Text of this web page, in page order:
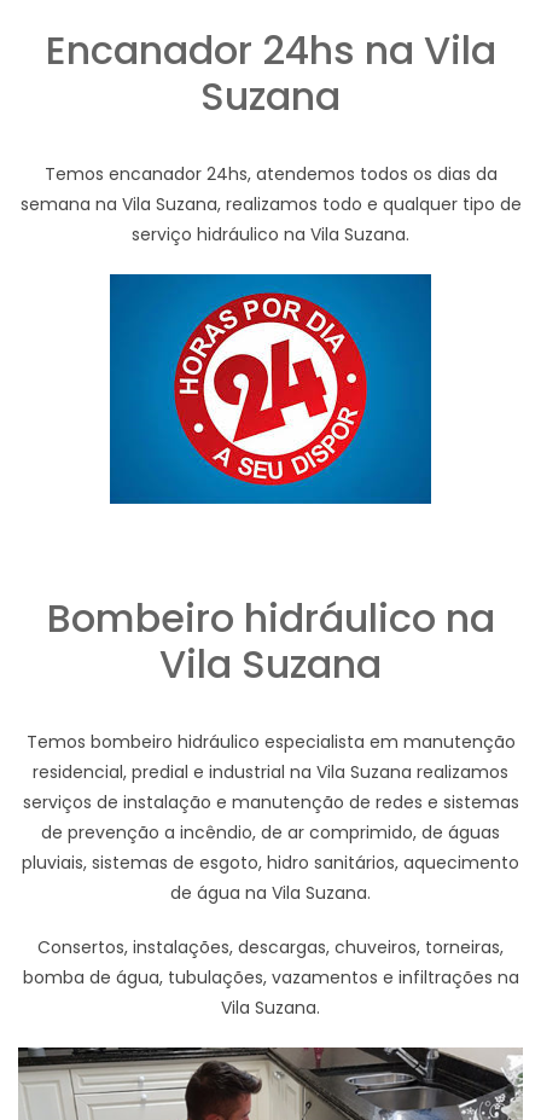
Encanador 24hs na Vila
Suzana
Temos encanador 24hs, atendemos todos os dias da
semana na Vila Suzana, realizamos todo e qualquer tipo de
serviço hidráulico na Vila Suzana.
Bombeiro hidráulico na
Vila Suzana
Temos bombeiro hidráulico especialista em manutenção
residencial, predial e industrial na Vila Suzana realizamos
serviços de instalação e manutenção de redes e sistemas
de prevenção a incêndio, de ar comprimido, de águas
pluviais, sistemas de esgoto, hidro sanitários, aquecimento
de água na Vila Suzana.
Consertos, instalações, descargas, chuveiros, torneiras,
bomba de água, tubulações, vazamentos e infiltrações na
Vila Suzana.